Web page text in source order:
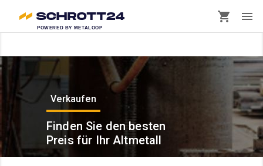
POWERED BY METALOOP
Home / Schrottpreise
Verkaufen
Finden Sie den besten
Preis für Ihr Altmetall